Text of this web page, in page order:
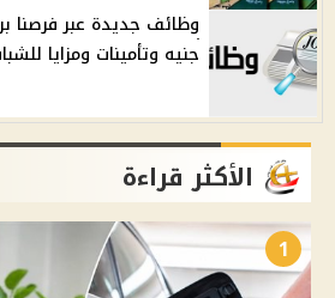
جنيه وتأمينات ومزايا
الأكثر قراءة
1